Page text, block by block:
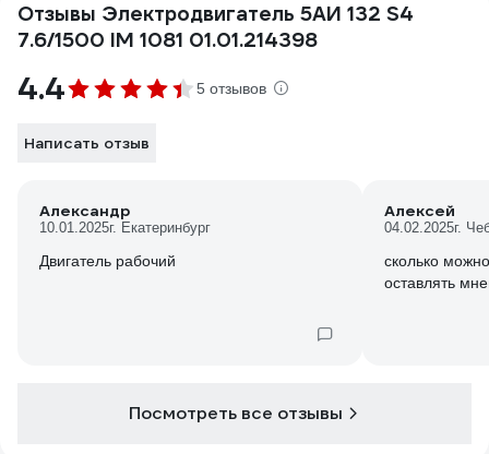
Отзывы Электродвигатель 5АИ 132 S4
7.6/1500 IM 1081 01.01.214398
4.4 5 отзывов
Написать отзыв
Александр
10.01.2025г. Екатеринбург
Двигатель рабочий
Алексей
04.02.2025г.
сколько
оставлять
Посмотреть все отзывы